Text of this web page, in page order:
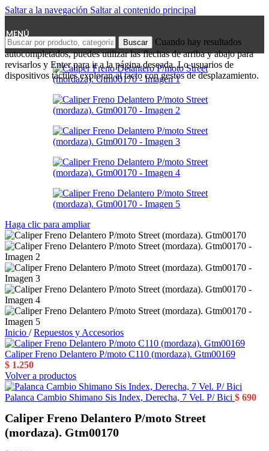
Saltar a la navegación Saltar al contenido principal
MENÚ
Buscar
Cuando hay resultados
autocompletados, puedes utilizar las flechas de arriba y abajo para
revisarlos y Enter para ir a la página deseada. Lo usuarios de
dispositivos táctiles exploran al tacto con gestos de desplazamiento.
Haga clic para ampliar
Inicio / Repuestos y Accesorios
Caliper Freno Delantero P/moto C110 (mordaza). Gtm00169
$ 1.250
Volver a productos
Palanca Cambio Shimano Sis Index, Derecha, 7 Vel. P/ Bici $ 690
Caliper Freno Delantero P/moto Street
(mordaza). Gtm00170